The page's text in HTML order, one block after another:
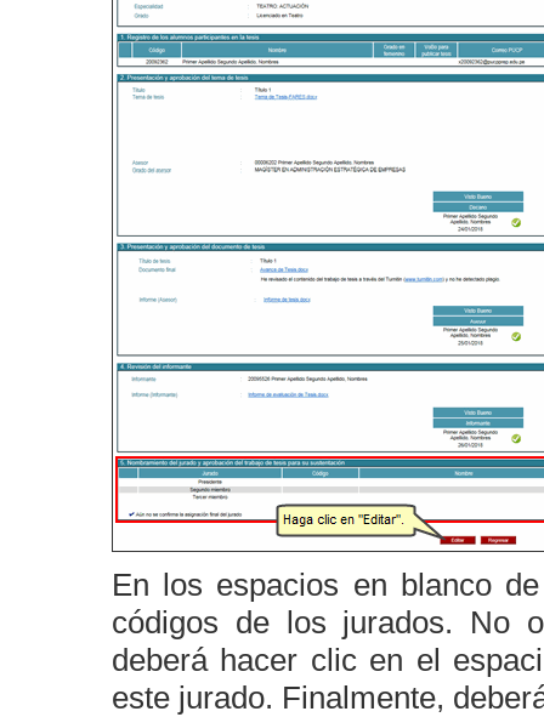
En los espacios en blanco
códigos de los jurados. No
deberá hacer clic en el
este jurado. Finalmente,